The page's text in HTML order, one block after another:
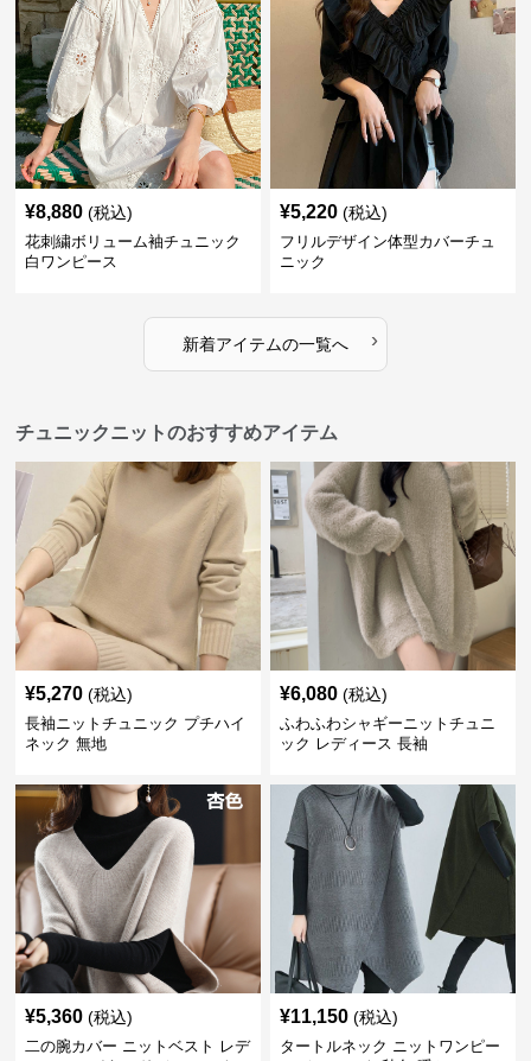
¥8,880 (税込)
花刺繍ボリューム袖チュニック
白ワンピース
¥5,220 (税込)
フリルデザイン体型カバーチュ
ニック
新着アイテムの一覧へ ›
チュニックニットのおすすめアイテム
¥5,270 (税込)
長袖ニットチュニック プチハイ
ネック 無地
¥6,080 (税込)
ふわふわシャギーニットチュニ
ック レディース 長袖
¥5,360 (税込)
二の腕カバー ニットベスト レデ
¥11,150 (税込)
タートルネック ニットワンピー